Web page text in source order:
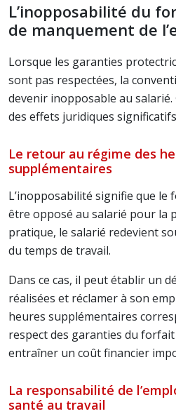
L’inopposabilité du
de manquement de
Lorsque les garanties
sont pas respectées, la
devenir inopposable au
des effets juridiques
Le retour au régime des
supplémentaires
L’inopposabilité signifie que
être opposé au salarié pour la
pratique, le salarié redevient
du temps de travail.
Dans ce cas, il peut établir un
réalisées et réclamer à son
heures supplémentaires
respect des garanties du
entraîner un coût financier
La responsabilité de
santé au travail